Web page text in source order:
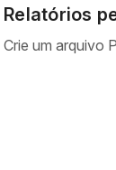
Relatórios
Crie um arquivo